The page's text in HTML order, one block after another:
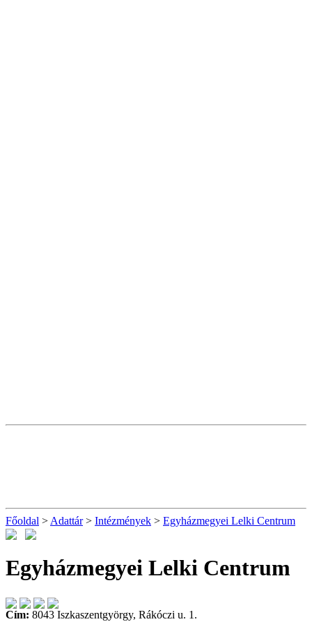
Főoldal > Adattár> Intézmények > Egyházmegyei Lelki Centrum
Egyházmegyei Lelki Centrum
Cím: 8043 Iszkaszentgyörgy, Rákóczi u. 1.